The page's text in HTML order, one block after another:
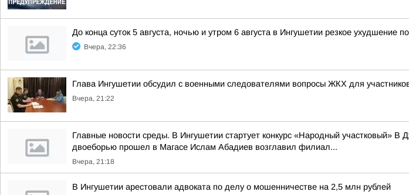
До конца суток 5 августа, ночью и утром 6 августа в Ингушетии резкое ухудшение
Вчера, 22:36
Глава Ингушетии обсудил с военными следователями вопросы ЖКХ для
Вчера, 21:22
Главные новости среды. В Ингушетии стартует конкурс «Народный участковый» В
двоеборью прошел в Магасе Ислам Абадиев возглавил филиал...
Вчера, 21:18
В Ингушетии арестовали адвоката по делу о мошенничестве на 2,5 млн рублей